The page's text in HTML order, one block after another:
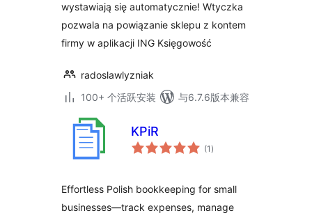
wystawiają się automatycznie! Wtyczka
pozwala na powiązanie sklepu z kontem
firmy w aplikacji ING Księgowość
radoslawlyzniak
100+ 个活跃安装
与6.7.6版本兼容
KPiR
(1 总
评)
Effortless Polish bookkeeping for small
businesses—track expenses, manage